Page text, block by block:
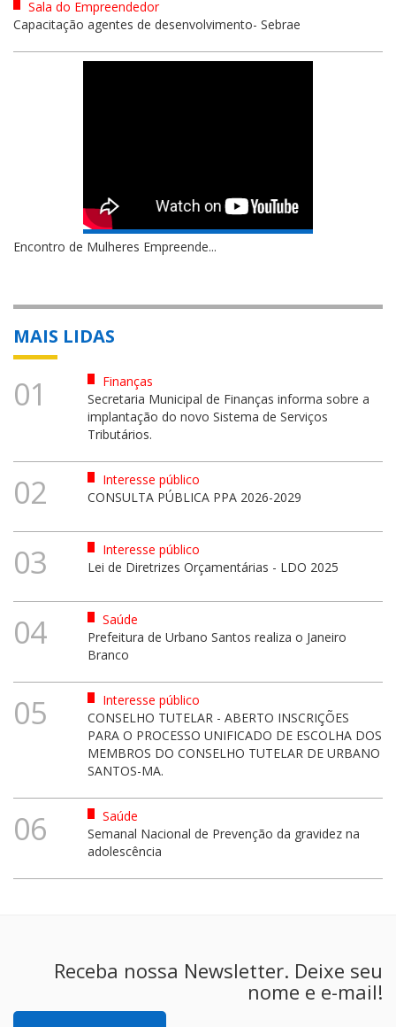
Sala do Empreendedor
Capacitação agentes de desenvolvimento- Sebrae
Encontro de Mulheres Empreende...
MAIS LIDAS
01
Finanças
Secretaria Municipal de Finanças informa sobre a
implantação do novo Sistema de Serviços
Tributários.
02
Interesse público
CONSULTA PÚBLICA PPA 2026-2029
03
Interesse público
Lei de Diretrizes Orçamentárias - LDO 2025
04
Saúde
Prefeitura de Urbano Santos realiza o Janeiro
Branco
05
Interesse público
CONSELHO TUTELAR - ABERTO INSCRIÇÕES
PARA O PROCESSO UNIFICADO DE ESCOLHA DOS
MEMBROS DO CONSELHO TUTELAR DE URBANO
SANTOS-MA.
06
Saúde
Semanal Nacional de Prevenção da gravidez na
adolescência
Receba nossa Newsletter. Deixe seu
nome e e-mail!